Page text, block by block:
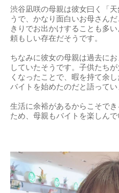
渋谷凪咲の母親は彼女曰く「
うで、かなり面白いお母さん
きりでお出かけすることも多
頼もしい存在だそうです。
ちなみに彼女の母親は過去に
していたそうです。子供たち
くなったことで、暇を持て余
バイトを始めたのだと語ってい
生活に余裕があるからこそで
ため、母親もバイトを楽しんで